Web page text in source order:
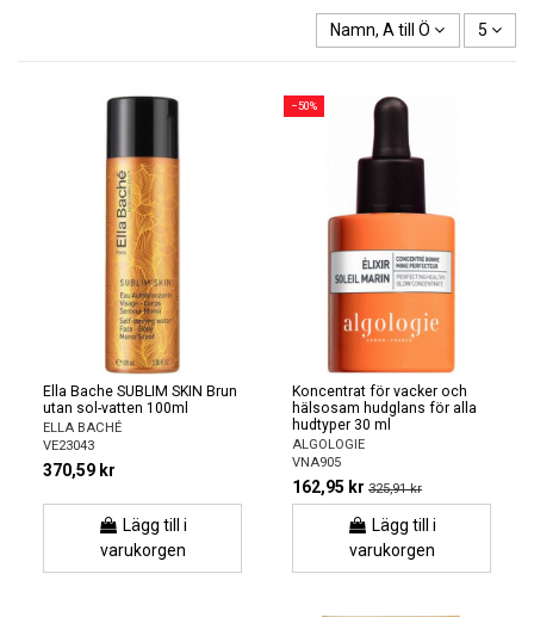
Namn, A till Ö 5
Ella Bache SUBLIM SKIN Brun
utan sol-vatten 100ml
ELLA BACHÉ
VE23043
370,59 kr
Lägg till i
varukorgen
−50%
Koncentrat för vacker och
hälsosam hudglans för alla
hudtyper 30 ml
ALGOLOGIE
VNA905
162,95 kr 325,91 kr
Lägg till i
varukorgen